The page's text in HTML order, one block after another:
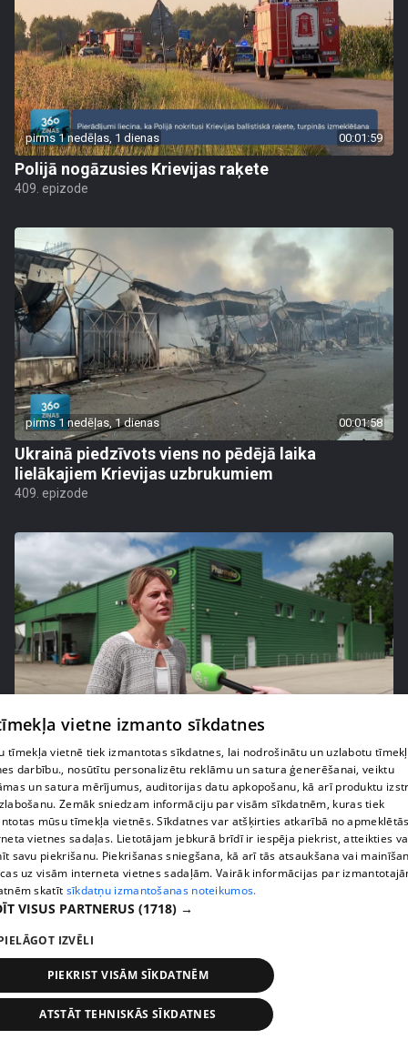
pirms 1 nedēļas, 1 dienas 00:01:59
Polijā nogāzusies Krievijas raķete
409. epizode
pirms 1 nedēļas, 1 dienas 00:01:58
Ukrainā piedzīvots viens no pēdējā laika
lielākajiem Krievijas uzbrukumiem
409. epizode
pirms 1 nedēļas, 1 dienas
Melleņu zelta drudzis: kas nosaka iepirkuma
cenu?
409. epizode
pirms 1 nedēļas, 1 dienas
vietne izmanto sīkdatnes
tīmekļa vietnē tiek izmantotas sīkdatnes, lai nodrošinātu un uzlabotu
darbību., nosūtītu personalizētu reklāmu un satura ģenerēšanai, veiktu
un satura mērījumus, auditorijas datu apkopošanu, kā arī produktu
Zemāk sniedzam informāciju par visām sīkdatnēm, kuras tiek
mūsu tīmekļa vietnēs. Sīkdatnes var atšķirties atkarībā no
vietnes sadaļas. Lietotājam jebkurā brīdī ir iespēja piekrist, atteikties
savu piekrišanu. Piekrišanas sniegšana, kā arī tās atsaukšana vai
uz visām interneta vietnes sadaļām. Vairāk informācijas par
skatīt sīkdatņu izmantošanas noteikumos.
VISUS PARTNERUS (1718) →
IZVĒLI
PIEKRIST VISĀM SĪKDATNĒM
ATSTĀT TEHNISKĀS SĪKDATNES